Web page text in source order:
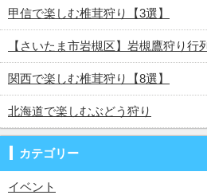
甲信で楽しむ椎茸狩り【3選】
【さいたま市岩槻区】岩槻鷹狩り行
関西で楽しむ椎茸狩り【8選】
北海道で楽しむぶどう狩り
カテゴリー
イベント